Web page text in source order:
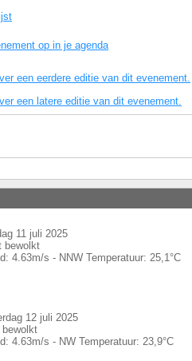
op in je agenda
een eerdere editie van dit evenement.
een latere editie van dit evenement.
11 juli 2025
bewolkt
4.63m/s - NNW Temperatuur: 25,1 °C
12 juli 2025
bewolkt
4.63m/s - NW Temperatuur: 23,9°C